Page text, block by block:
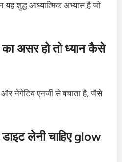
यह शुद्ध आध्यात्मिक अभ्यास है जो
असर हो तो ध्यान कैसे
नेगेटिव एनर्जी से बचाता है, जैसे
लेनी चाहिए glow